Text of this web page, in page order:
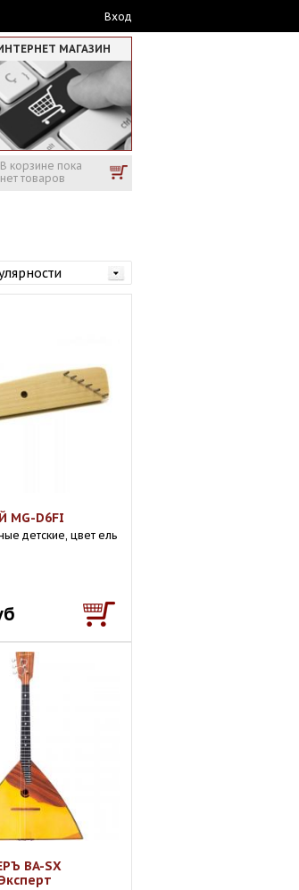
Вход
МАГАЗИН
В корзине пока
нет товаров
MG-D6FI
детские, цвет ель
BA-SX